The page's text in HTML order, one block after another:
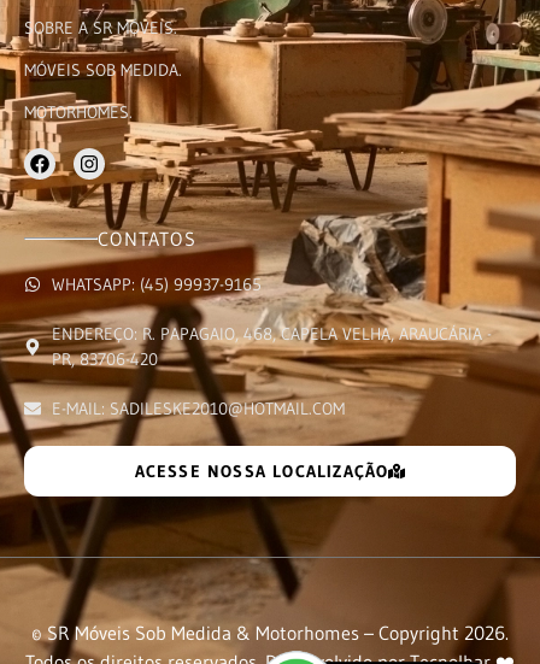
SOBRE A SR MÓVEIS.
MÓVEIS SOB MEDIDA.
MOTORHOMES.
CONTATOS
WHATSAPP: (45) 99937-9165
ENDEREÇO: R. PAPAGAIO, 468, CAPELA VELHA, ARAUCÁRIA -
PR, 83706-420
E-MAIL: SADILESKE2010@HOTMAIL.COM
ACESSE NOSSA LOCALIZAÇÃO
© SR Móveis Sob Medida & Motorhomes – Copyright 2026.